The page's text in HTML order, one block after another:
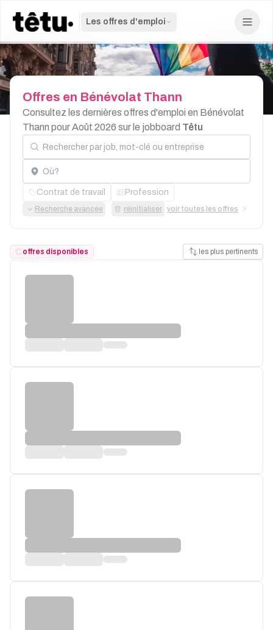
Les offres d'emploi
Offres en Bénévolat Thann
Consultez les dernières offres d'emploi en Bénévolat
Thann pour Août 2026 sur le jobboard Têtu
Rechercher par job, mot-clé ou entreprise
Localisation
Contrat de travail Profession
Recherche avancée réinitialiser voir toutes les offres
offres disponibles les plus pertinents